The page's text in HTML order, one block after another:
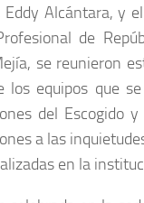
Eddy Alcántara, y
de
se reunieron
los equipos que
del Escogido y
a las
en la